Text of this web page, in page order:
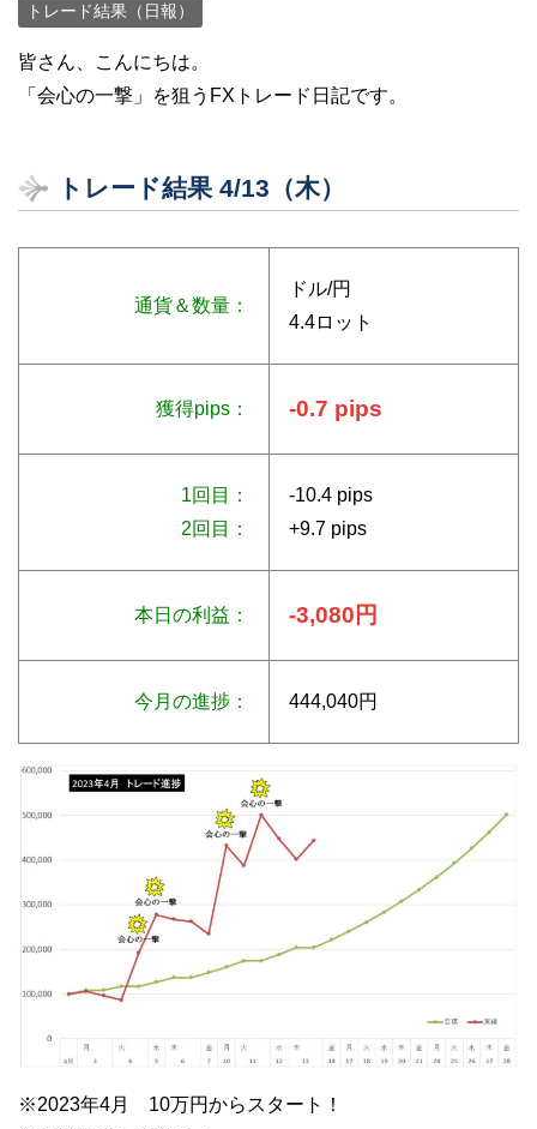
トレード結果（日報）
皆さん、こんにちは。
「会心の一撃」を狙うFXトレード日記です。
トレード結果 4/13（木）
通貨＆数量：
ドル/円
4.4ロット
獲得pips： -0.7 pips
1回目：
2回目：
-10.4 pips
+9.7 pips
本日の利益： -3,080円
今月の進捗： 444,040円
※2023年4月 10万円からスタート！